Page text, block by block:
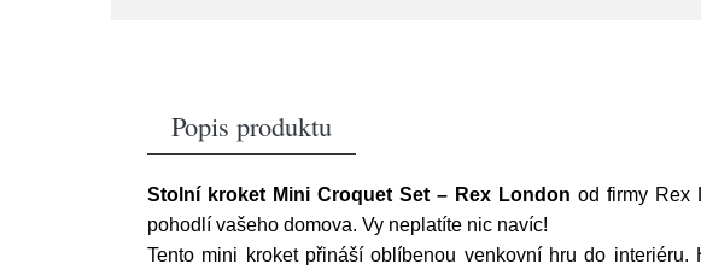
Popis produktu
Stolní kroket Mini Croquet Set – Rex London od firmy Rex
pohodlí vašeho domova. Vy neplatíte nic navíc!
Tento mini kroket přináší oblíbenou venkovní hru do